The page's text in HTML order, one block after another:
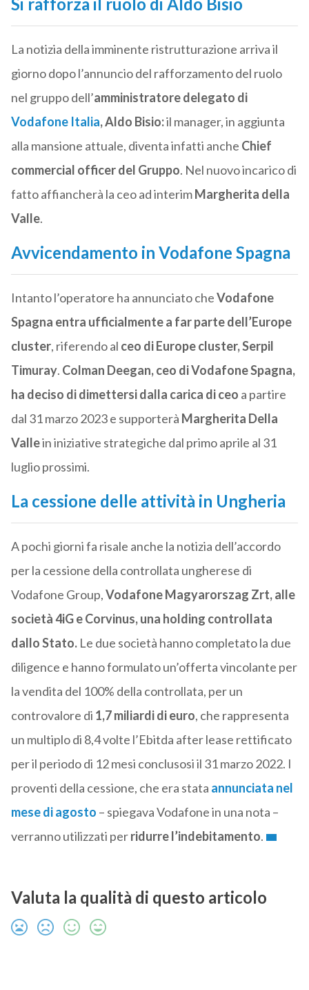
Si rafforza il ruolo di Aldo Bisio
La notizia della imminente ristrutturazione arriva il
giorno dopo l’annuncio del rafforzamento del ruolo
nel gruppo dell’amministratore delegato di
Vodafone Italia, Aldo Bisio:il manager, in aggiunta
alla mansione attuale, diventa infatti anche Chief
commercial officer del Gruppo. Nel nuovo incarico di
fatto affiancherà la ceo ad interimMargherita della
Valle.
Avvicendamento in Vodafone Spagna
Intanto l’operatore ha annunciato cheVodafone
Spagna entra ufficialmente a far parte dell’Europe
cluster, riferendo al ceo di Europe cluster, Serpil
Timuray. Colman Deegan, ceo di Vodafone Spagna,
ha deciso di dimettersi dalla carica di ceo a partire
dal 31 marzo 2023 e supporterà Margherita Della
Vallein iniziative strategiche dal primo aprile al 31
luglio prossimi.
La cessione delle attività in Ungheria
A pochi giorni fa risale anche la notizia dell’accordo
per la cessione della controllata ungherese di
Vodafone Group,Vodafone Magyarorszag Zrt, alle
società 4iG e Corvinus, una holding controllata
dallo Stato.Le due società hanno completato la due
diligence e hanno formulato un’offerta vincolante per
la vendita del 100% della controllata, per un
controvalore di 1,7 miliardi di euro, che rappresenta
un multiplo di 8,4 volte l’Ebitda after lease rettificato
per il periodo di 12 mesi conclusosi il 31 marzo 2022. I
proventi della cessione, che era stata annunciata nel
mese di agosto – spiegava Vodafone in una nota –
verranno utilizzati perridurre l’indebitamento.
Valuta la qualità di questo articolo